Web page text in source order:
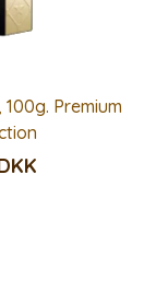
Premium